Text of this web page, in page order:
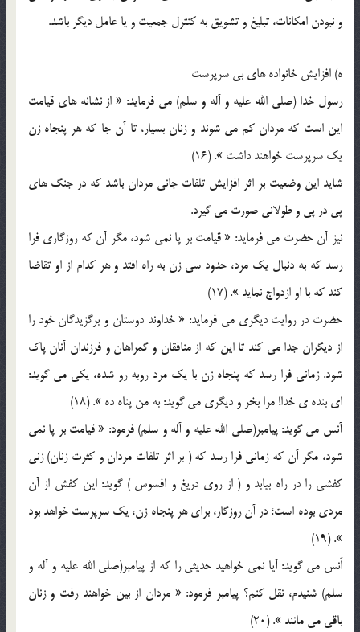
و نبودن امکانات، تبليغ و تشويق به کنترل جمعيت و يا عامل ديگر باشد.
ه) افزايش خانواده هاي بي سرپرست
رسول خدا (صلي الله عليه و آله و سلم) مي فرمايد: « از نشانه هاي قيامت
اين است که مردان کم مي شوند و زنان بسيار، تا آن جا که هر پنجاه زن
يک سرپرست خواهند داشت ». (16)
شايد اين وضعيت بر اثر افزايش تلفات جاني مردان باشد که در جنگ هاي
پي در پي و طولاني صورت مي گيرد.
نيز آن حضرت مي فرمايد: « قيامت بر پا نمي شود، مگر آن که روزگاري فرا
رسد که به دنبال يک مرد، حدود سي زن به راه افتد و هر کدام از او تقاضا
کند که با او ازدواج نمايد ». (17)
حضرت در روايت ديگري مي فرمايد: « خداوند دوستان و برگزيدگان خود را
از ديگران جدا مي کند تا اين که از منافقان و گمراهان و فرزندان آنان پاک
شود. زماني فرا رسد که پنجاه زن با يک مرد روبه رو شده، يکي مي گويد:
اي بنده ي خدا! مرا بخر و ديگري مي گويد: به من پناه ده ». (18)
آنس مي گويد: پيامبر(صلي الله عليه و آله و سلم) فرمود: « قيامت بر پا نمي
شود، مگر آن که زماني فرا رسد که ( بر اثر تلفات مردان و کثرت زنان) زني
کفشي را در راه بيابد و ( از روي دريغ و افسوس ) گويد: اين کفش از آن
مردي بوده است؛ در آن روزگار، براي هر پنجاه زن، يک سرپرست خواهد بود
». (19)
اَنس مي گويد: آيا نمي خواهيد حديثي را که از پيامبر(صلي الله عليه و آله و
سلم) شنيدم، نقل کنم؟ پيامبر فرمود: « مردان از بين خواهند رفت و زنان
باقي مي مانند ». (20)